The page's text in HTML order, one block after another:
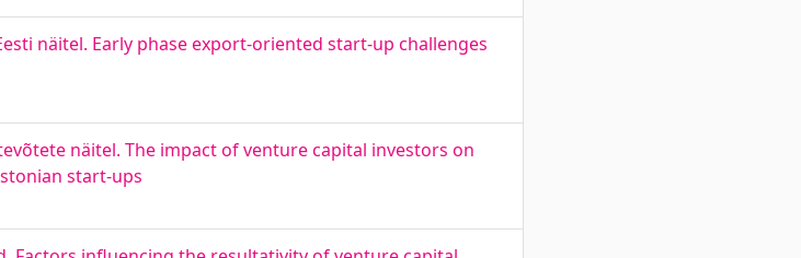
näitel. Early phase export-oriented start-up challenges
näitel. The impact of venture capital investors on
start-ups